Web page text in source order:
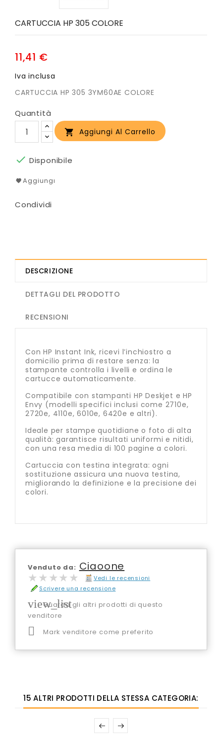
CARTUCCIA HP 305 COLORE
11,41 €
Iva inclusa
CARTUCCIA HP 305 3YM60AE COLORE
Quantità
 Aggiungi Al Carrello
 Disponibile
Aggiungi
Condividi
DESCRIZIONE
DETTAGLI DEL PRODOTTO
RECENSIONI
Con HP Instant Ink, ricevi l’inchiostro a
domicilio prima di restare senza: la
stampante controlla i livelli e ordina le
cartucce automaticamente.
Compatibile con stampanti HP Deskjet e HP
Envy (modelli specifici inclusi come 2710e,
2720e, 4110e, 6010e, 6420e e altri).
Ideale per stampe quotidiane o foto di alta
qualità: garantisce risultati uniformi e nitidi,
con una resa media di 100 pagine a colori.
Cartuccia con testina integrata: ogni
sostituzione assicura una nuova testina,
migliorando la definizione e la precisione dei
colori.
Venduto da: Ciaoone
★★★★★
★★★★★
Vedi le recensioni
Scrivere una recensione
view_list
Guarda gli altri prodotti di questo
venditore
 Mark venditore come preferito
15 ALTRI PRODOTTI DELLA STESSA CATEGORIA: